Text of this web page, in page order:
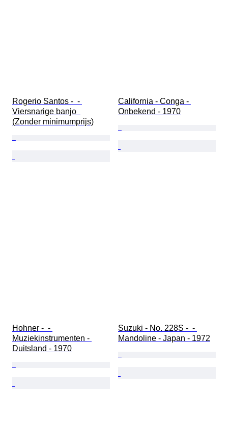
Rogerio Santos -  -
Viersnarige banjo
(Zonder minimumprijs)
California - Conga -
Onbekend - 1970
Hohner -  -
Muziekinstrumenten -
Duitsland - 1970
Suzuki - No. 228S -  -
Mandoline - Japan - 1972